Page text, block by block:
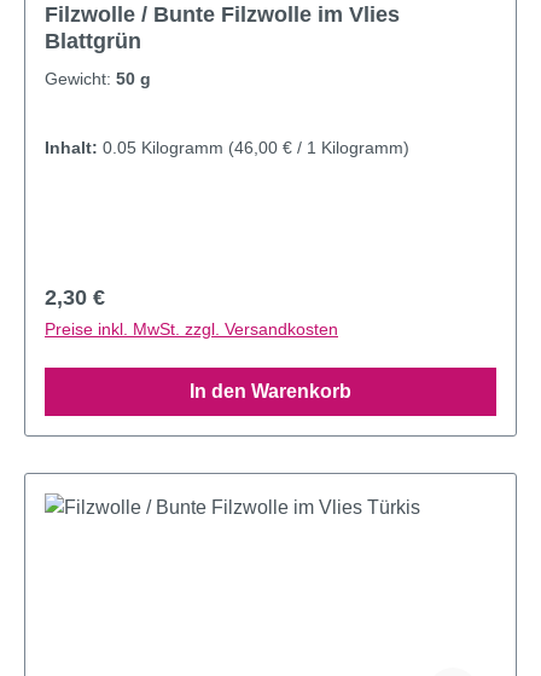
Filzwolle / Bunte Filzwolle im Vlies
Blattgrün
Gewicht: 50 g
Inhalt: 0.05 Kilogramm (46,00 € / 1 Kilogramm)
Regulärer Preis:
2,30 €
Preise inkl. MwSt. zzgl. Versandkosten
In den Warenkorb